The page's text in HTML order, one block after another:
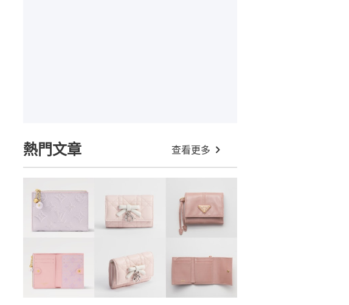
熱門文章 查看更多